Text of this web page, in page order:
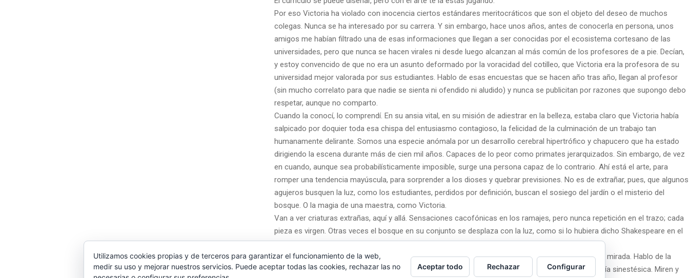
Por eso Victoria ha violado con inocencia ciertos estándares meritocráticos que son el objeto del deseo de muchos
colegas. Nunca se ha interesado por su carrera. Y sin embargo, hace unos años, antes de conocerla en persona, unos
amigos me habían filtrado una de esas informaciones que llegan a ser conocidas por el ecosistema cortesano de las
universidades, pero que nunca se hacen virales ni desde luego alcanzan al más común de los profesores de a pie. Decían,
y estoy convencido de que no era un asunto deformado por la voracidad del cotilleo, que Victoria era la profesora de su
universidad mejor valorada por sus estudiantes. Hablo de esas encuestas que se hacen año tras año, llegan al profesor
(sin mucho correlato para que nadie se sienta ni ofendido ni aludido) y nunca se publicitan por razones que supongo debo
respetar, aunque no comparto.
Cuando la conocí, lo comprendí. En su ansia vital, en su misión de adiestrar en la belleza, estaba claro que Victoria había
salpicado por doquier toda esa chispa del entusiasmo contagioso, la felicidad de la culminación de un trabajo tan
humanamente delirante. Somos una especie anómala por un desarrollo cerebral hipertrófico y chapucero que ha estado
dirigiendo la escena durante más de cien mil años. Capaces de lo peor como primates jerarquizados. Sin embargo, de vez
en cuando, aunque sea probabilísticamente imposible, surge una persona capaz de lo contrario. Ahí está el arte, para
romper una tendencia mayúscula, para sorprender a los dioses y quebrar previsiones. No es de extrañar, pues, que algunos
agujeros busquen la luz, como los estudiantes, perdidos por definición, buscan el sosiego del jardín o el misterio del
bosque. O la magia de una maestra, como Victoria.
Van a ver criaturas extrañas, aquí y allá. Sensaciones cacofónicas en los ramajes, pero nunca repetición en el trazo; cada
pieza es virgen. Otras veces el bosque en su conjunto se desplaza con la luz, como si lo hubiera dicho Shakespeare en el
último amanecer de Macbeth.
Tampoco se extrañen si las ramas se rompen sobre la piedra y ustedes pueden escucharlo con la mirada. Hablo de la
sabiduría de la lentitud, como hacía Kundera, de cuando las manos provocan una suerte de fantasía sinestésica. Miren y
Utilizamos cookies propias y de terceros para garantizar el funcionamiento de la web,
medir su uso y mejorar nuestros servicios. Puede aceptar todas las cookies, rechazar las no
Aceptar todo Rechazar Configurar